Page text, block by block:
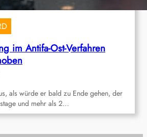
im Antifa-Ost-Verfahren
als würde er bald zu Ende gehen, der
und mehr als 2…